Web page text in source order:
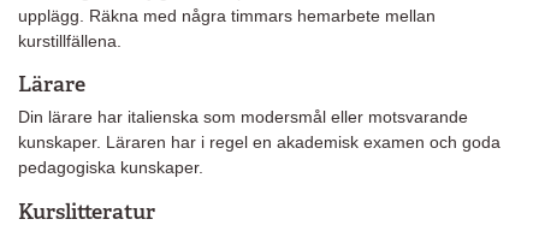
upplägg. Räkna med några timmars hemarbete mellan
kurstillfällena.
Lärare
Din lärare har italienska som modersmål eller motsvarande
kunskaper. Läraren har i regel en akademisk examen och goda
pedagogiska kunskaper.
Kurslitteratur